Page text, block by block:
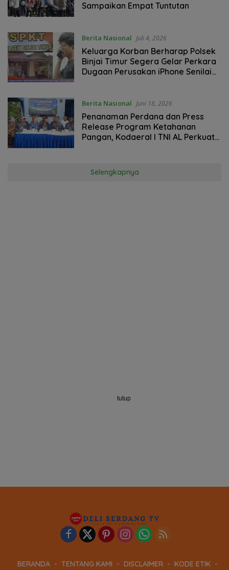
Sampaikan Empat Tuntutan
Berita Nasional Juli 4, 2026
Keluarga Korban Berharap Polsek
Binjai Timur Segera Gelar Perkara
Dugaan Perusakan iPhone Senilai
Berita Nasional Juni 18, 2026
Penanaman Perdana dan Press
Release Program Ketahanan
Pangan, Kodaeral I TNI AL Perkuat
Selengkapnya
BERANDA TENTANG KAMI DISCLAIMER KODE ETIK
tutup